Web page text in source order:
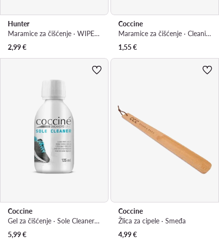
Hunter
Maramice za čišćenje · WIPES 15 PCS
2,99€
Coccine
Maramice za čišćenje · Cleaning Wipes 55/001/15ABF
1,55€
Coccine
Gel za čišćenje · Sole Cleaner P720-G0MT-T00Y-8QF5
5,99€
Coccine
Žlica za cipele · Smeđa
4,99€